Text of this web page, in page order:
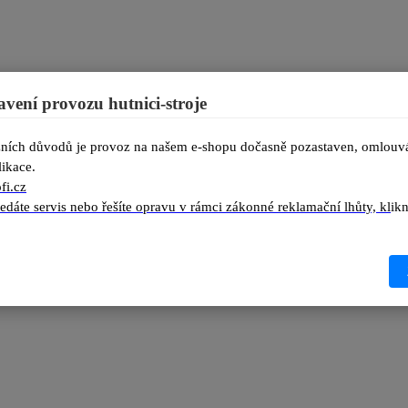
dodává vibračnímu pěchuTekpa SG70Codstředivou sílu 14 kN
jsou výrazně nižší než u motorů dvoutaktních, díky
prostoru, např. v okolí potrubí, ve výkopech, při opravách a
rám zabraňuje poškození stroje samotného, odolná polyuretanová
provozu hutnici-stroje
důvodů je provoz na našem e-shopu dočasně pozastaven,
servis nebo řešíte opravu v rámci zákonné reklamační lhůty, kl